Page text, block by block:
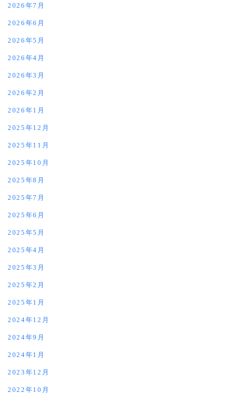
2026年7月
2026年6月
2026年5月
2026年4月
2026年3月
2026年2月
2026年1月
2025年12月
2025年11月
2025年10月
2025年8月
2025年7月
2025年6月
2025年5月
2025年4月
2025年3月
2025年2月
2025年1月
2024年12月
2024年9月
2024年1月
2023年12月
2022年10月